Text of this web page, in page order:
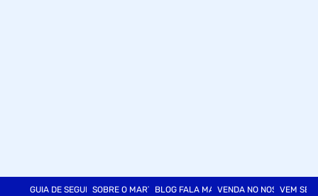
GUIA DE SEGURANÇASOBRE O MARTINSBLOG FALA MARTVENDA NO NOSSO SITE
VEM SER